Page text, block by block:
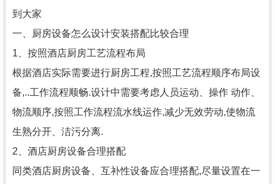
到大家
一、厨房设备怎么设计安装搭配比较合理
1、按照酒店厨房工艺流程布局
根据酒店实际需要进行厨房工程,按照工艺流程顺序布局设
备,..工作流程顺畅.设计中需要考虑人员运动、操作 动作、
物流顺序,按照工作流程流水线运作,减少无效劳动,使物流
生熟分开、洁污分离.
2、酒店厨房设备合理搭配
同类酒店厨房设备、互补性设备应合理搭配,尽量设置在一